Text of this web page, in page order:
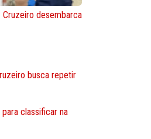
Cruzeiro desembarca
busca repetir
classificar na